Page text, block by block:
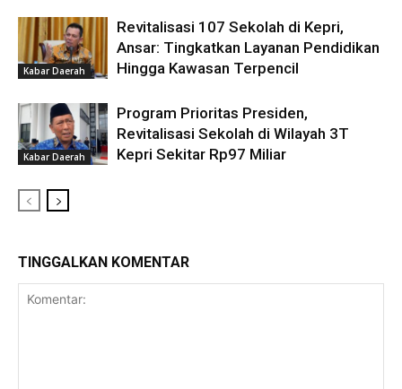
Kabar Daerah
Revitalisasi 107 Sekolah di Kepri,
Ansar: Tingkatkan Layanan Pendidikan
Hingga Kawasan Terpencil
Kabar Daerah
Program Prioritas Presiden,
Revitalisasi Sekolah di Wilayah 3T
Kepri Sekitar Rp97 Miliar
TINGGALKAN KOMENTAR